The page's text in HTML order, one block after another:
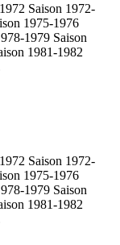
Saison 1972-
1975-1976
1979 Saison
1981-1982
Saison 1972-
1975-1976
1979 Saison
1981-1982